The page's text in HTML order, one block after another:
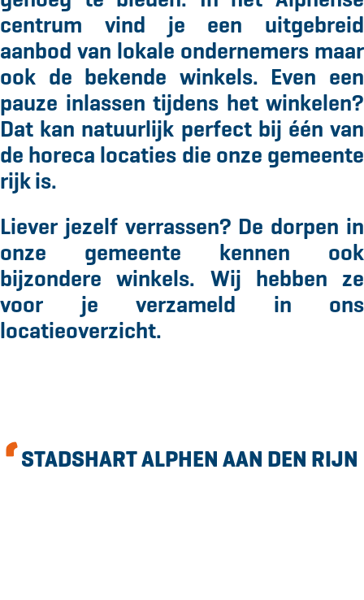
g
e
centrum vind je een uitgebreid
aanbod van lokale ondernemers maar
ook de bekende winkels. Even een
pauze inlassen tijdens het winkelen?
Dat kan natuurlijk perfect bij één van
de horeca locaties die onze gemeente
rijk is.
Liever jezelf verrassen? De dorpen in
onze gemeente kennen ook
bijzondere winkels. Wij hebben ze
voor je verzameld in ons
locatieoverzicht.
STADSHART ALPHEN AAN DEN RIJN